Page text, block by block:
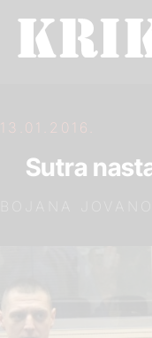
13.01.2016.
Sutra